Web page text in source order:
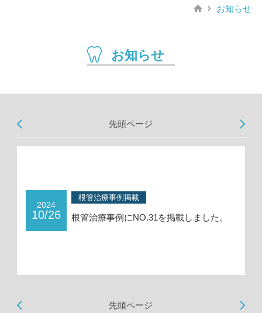
お知らせ
お知らせ
先頭ページ
2024
10/26
根管治療事例掲載
根管治療事例にNO.31を掲載しました。
先頭ページ